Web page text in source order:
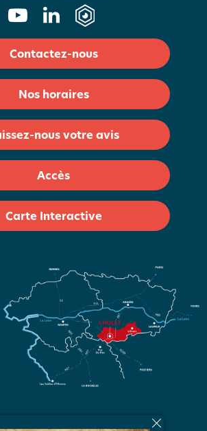
Contactez-nous
Nos horaires
nous votre avis
Accès
Carte Interactive